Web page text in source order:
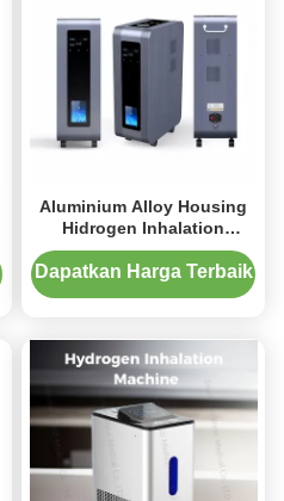
Aluminium Alloy Housing
Hidrogen Inhalation
Machine 3L Tingkat Aliran
Tinggi
Dapatkan Harga Terbaik